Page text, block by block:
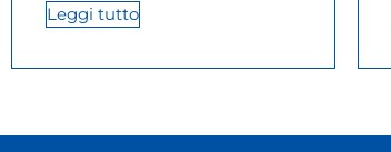
Leggi tutto